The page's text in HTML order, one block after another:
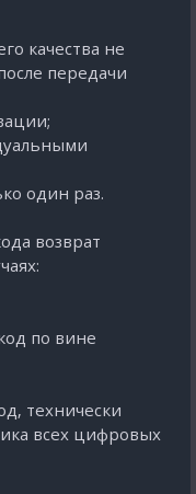
качества не
передачи
один раз.
возврат
по вине
технически
всех цифровых